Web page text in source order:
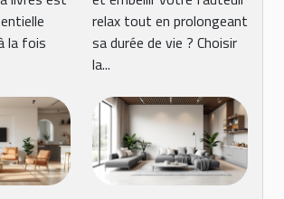
la fois
relax tout en prolongeant
sa durée de vie ? Choisir
la...